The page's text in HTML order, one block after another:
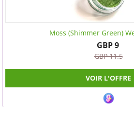
Moss (Shimmer Green)
GBP 9
GBP 11.5
VOIR L'OFFRE